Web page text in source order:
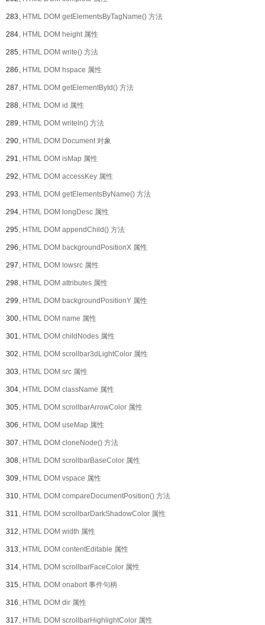
283、HTML DOM getElementsByTagName() 方法
284、HTML DOM height 属性
285、HTML DOM write() 方法
286、HTML DOM hspace 属性
287、HTML DOM getElementById() 方法
288、HTML DOM id 属性
289、HTML DOM writeln() 方法
290、HTML DOM Document 对象
291、HTML DOM isMap 属性
292、HTML DOM accessKey 属性
293、HTML DOM getElementsByName() 方法
294、HTML DOM longDesc 属性
295、HTML DOM appendChild() 方法
296、HTML DOM backgroundPositionX 属性
297、HTML DOM lowsrc 属性
298、HTML DOM attributes 属性
299、HTML DOM backgroundPositionY 属性
300、HTML DOM name 属性
301、HTML DOM childNodes 属性
302、HTML DOM scrollbar3dLightColor 属性
303、HTML DOM src 属性
304、HTML DOM className 属性
305、HTML DOM scrollbarArrowColor 属性
306、HTML DOM useMap 属性
307、HTML DOM cloneNode() 方法
308、HTML DOM scrollbarBaseColor 属性
309、HTML DOM vspace 属性
310、HTML DOM compareDocumentPosition() 方法
311、HTML DOM scrollbarDarkShadowColor 属性
312、HTML DOM width 属性
313、HTML DOM contentEditable 属性
314、HTML DOM scrollbarFaceColor 属性
315、HTML DOM onabort 事件句柄
316、HTML DOM dir 属性
317、HTML DOM scrollbarHighlightColor 属性